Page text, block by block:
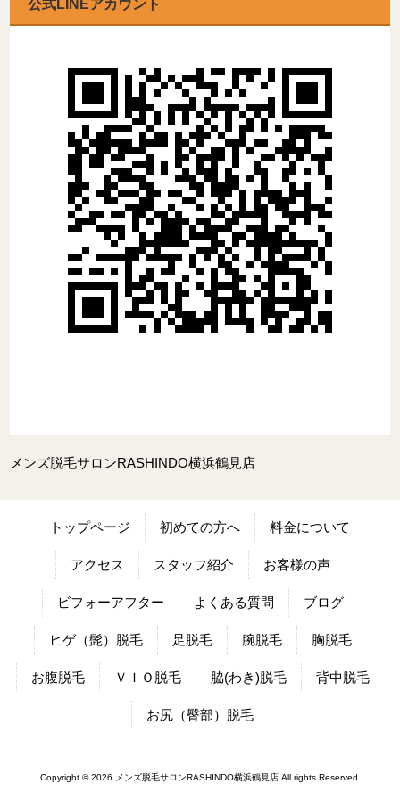
公式LINEアカウント
メンズ脱毛サロンRASHINDO横浜鶴見店
トップページ 初めての方へ 料金について
アクセス スタッフ紹介 お客様の声
ビフォーアフター よくある質問 ブログ
ヒゲ（髭）脱毛 足脱毛 腕脱毛 胸脱毛
お腹脱毛 ＶＩＯ脱毛 脇(わき)脱毛 背中脱毛
お尻（臀部）脱毛
Copyright © 2026 メンズ脱毛サロンRASHINDO横浜鶴見店 All rights Reserved.